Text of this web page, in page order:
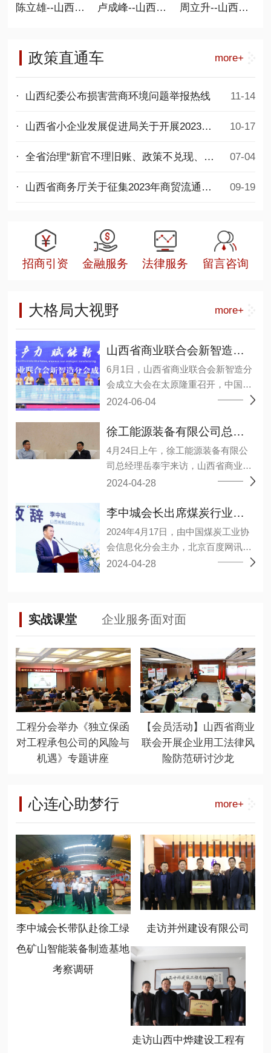
陈立雄--山西省商业联合会常务副会长 卢成峰--山西省商业联合会执行会长 新零售分会会长 周立升--山西省商业联合会执行会长、 人防工程委员会会长
政策直通车 more+
· 山西纪委公布损害营商环境问题举报热线 11-14
· 山西省小企业发展促进局关于开展2023年度第二批专精特新中小企业项目申报工作的通知 10-17
· 全省治理“新官不理旧账、政策不兑现、拖欠民营企业账款”问题专项行动推进会议召开 07-04
· 山西省商务厅关于征集2023年商贸流通发展项目的通知 09-19
招商引资 金融服务 法律服务 留言咨询
大格局大视野 more+
山西省商业联合会新智造分会成立大会在太原召开
6月1日，山西省商业联合会新智造分
会成立大会在太原隆重召开，中国煤
炭工业协会原副会长王广德、省工商
关院校、研究机构、能源装备上下游
企业和会员单位约1000余人参加了大
会。 会议选举温作洧为会长，许其军
杰、邓德献、巩鸿宾、任杰、许爱
军、孙亚波、孙江龙、李小勤、林敬
淳、杨宏丰、杨德意、连永军、肖海
艳、吴永干、吴雪峰、张维、张小
波、陈邦茂、陈建停、武永强、金
林当选为秘书长，程晋秀、魏勇分别
当选为副秘书长。 (省工商联二级巡
能新智造”为主题，聚集行业大咖共商
新时代发展大计。坚持“稳中求进，以
进促稳，先破后立”总要求，适应新质
生产力发展要求，推动行业高质量发
门、高校院所及大型企业的联系合
作，促进优惠政策和产学研用一体化
落地生根，更大限度地为会员发展提
有着20多年历史的商会，在新时代、
新任务、新情况下，始终坚持服务、
联合、创新、共享的办会宗旨，不断
加大组织建设力度，提高服务大局能
力，取得了优异成绩，新智造分会就
是该会打造的一个重点分会，也是形
成行业新质生产力发展的引擎。 (山
西省商业联合会党支部书记冯学亮)
(山西省商业联合会新智造分会会长温
作洧) 新任会长、徐工绿色矿山智能
装备制造基地总经理温作洧表示，要
充分利用好平台，发挥好作用，学习
掌握政策，规范自律发展，链接优质
资源，聚焦基础前沿和行业方向，开
展广泛对接合作，共享发展成果。要
勇于担当，不辱使命，坚持新智造、
2024-06-04
徐工能源装备有限公司总经理岳泰宇一行莅临山西省商业联合会
4月24日上午，徐工能源装备有限公
司总经理岳泰宇来访，山西省商业联
合会会长李中城接见并举行会谈，会
合作的意见建议。 李中城指出，企业
通过推动大数据、人工智能等新兴技
术与产业深度融合、数字经济和实体
基，在涉及业务合作和重大问题上相
谊。 岳泰宇表示徐工集团近年来始终
坚持自主创新，建设先进完整、自主
可控的产业链、创新链、供应链体
系，积极执行总书记“科技创新是发展
新质生产力的核心要素”这一重要论
断，为徐工集团高质量发展提供坚实
基础。 未来双方将加强组织领导，以
更高标准、更严要求做好各环节工
工能源装备大客户部部长刘祥刚、华
北大区总监常顺顺、徐工绿色矿山智
书记陈岳任、基地销售管理部部长程
晋秀参加了座谈。
2024-04-28
李中城会长出席煤炭行业大模型应用研讨会
2024年4月17日，由中国煤炭工业协
会信息化分会主办，北京百度网讯科
技有限公司承办的煤炭行业大模型应
城出席会议并发表重要讲话。 百度智
能云、华廷集团华廷数智公司、上海
山源、山西高河能源、重庆梅安森、
精英数智、国家超级计算太原中心的
专家进行了经验分享，其中华廷集团
华廷数智公司段武举副总围绕“视觉大
模型在煤矿行业的落地应用实践”同大
家沟通交流。 山西省有关部门相关负
责人、各煤炭企事业单位负责数字
化、智能化相关同志、各类煤炭信息
家学者，产业生态合作伙伴以及相关
2024-04-28
实战课堂 企业服务面对面
工程分会举办《独立保函
对工程承包公司的风险与
机遇》专题讲座
【会员活动】山西省商业
联会开展企业用工法律风
险防范研讨沙龙
心连心助梦行 more+
李中城会长带队赴徐工绿
色矿山智能装备制造基地
考察调研
走访并州建设有限公司
走访山西中烨建设工程有